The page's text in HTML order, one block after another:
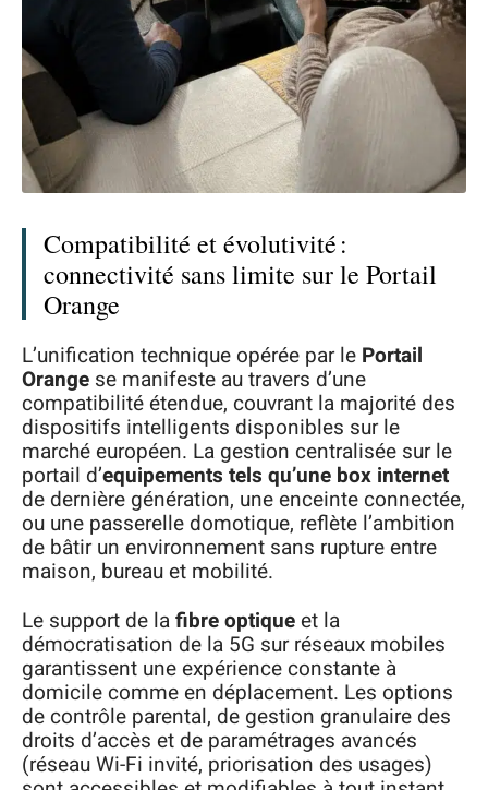
Compatibilité et évolutivité :
connectivité sans limite sur le Portail
Orange
L’unification technique opérée par le Portail
Orange se manifeste au travers d’une
compatibilité étendue, couvrant la majorité des
dispositifs intelligents disponibles sur le
marché européen. La gestion centralisée sur le
portail d’equipements tels qu’une box internet
de dernière génération, une enceinte connectée,
ou une passerelle domotique, reflète l’ambition
de bâtir un environnement sans rupture entre
maison, bureau et mobilité.
Le support de lafibre optiqueet la
démocratisation de la 5G sur réseaux mobiles
garantissent une expérience constante à
domicile comme en déplacement. Les options
de contrôle parental, de gestion granulaire des
droits d’accès et de paramétrages avancés
(réseau Wi-Fi invité, priorisation des usages)